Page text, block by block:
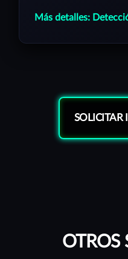
Más detalles:
SOLICITAR
OTROS